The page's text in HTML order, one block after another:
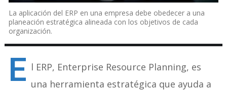
La aplicación del ERP en una empresa debe obedecer a una
planeación estratégica alineada con los objetivos de cada
organización.
E l ERP, Enterprise Resource Planning, es
una herramienta estratégica que ayuda a